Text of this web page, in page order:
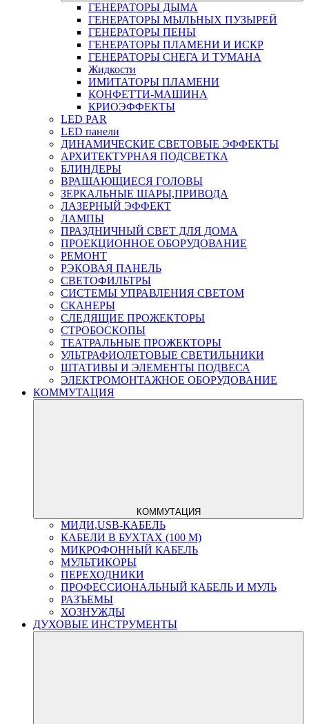
ГЕНЕРАТОРЫ ДЫМА
ГЕНЕРАТОРЫ МЫЛЬНЫХ ПУЗЫРЕЙ
ГЕНЕРАТОРЫ ПЕНЫ
ГЕНЕРАТОРЫ ПЛАМЕНИ И ИСКР
ГЕНЕРАТОРЫ СНЕГА И ТУМАНА
Жидкости
ИМИТАТОРЫ ПЛАМЕНИ
КОНФЕТТИ-МАШИНА
КРИОЭФФЕКТЫ
LED PAR
LED панели
ДИНАМИЧЕСКИЕ СВЕТОВЫЕ ЭФФЕКТЫ
АРХИТЕКТУРНАЯ ПОДСВЕТКА
БЛИНДЕРЫ
ВРАЩАЮЩИЕСЯ ГОЛОВЫ
ЗЕРКАЛЬНЫЕ ШАРЫ,ПРИВОДА
ЛАЗЕРНЫЙ ЭФФЕКТ
ЛАМПЫ
ПРАЗДНИЧНЫЙ СВЕТ ДЛЯ ДОМА
ПРОЕКЦИОННОЕ ОБОРУДОВАНИЕ
РЕМОНТ
РЭКОВАЯ ПАНЕЛЬ
СВЕТОФИЛЬТРЫ
СИСТЕМЫ УПРАВЛЕНИЯ СВЕТОМ
СКАНЕРЫ
СЛЕДЯЩИЕ ПРОЖЕКТОРЫ
СТРОБОСКОПЫ
ТЕАТРАЛЬНЫЕ ПРОЖЕКТОРЫ
УЛЬТРАФИОЛЕТОВЫЕ СВЕТИЛЬНИКИ
ШТАТИВЫ И ЭЛЕМЕНТЫ ПОДВЕСА
ЭЛЕКТРОМОНТАЖНОЕ ОБОРУДОВАНИЕ
КОММУТАЦИЯ
КОММУТАЦИЯ
МИДИ,USB-КАБЕЛЬ
КАБЕЛИ В БУХТАХ (100 М)
МИКРОФОННЫЙ КАБЕЛЬ
МУЛЬТИКОРЫ
ПЕРЕХОДНИКИ
ПРОФЕССИОНАЛЬНЫЙ КАБЕЛЬ И МУЛЬ
РАЗЪЕМЫ
ХОЗНУЖДЫ
ДУХОВЫЕ ИНСТРУМЕНТЫ